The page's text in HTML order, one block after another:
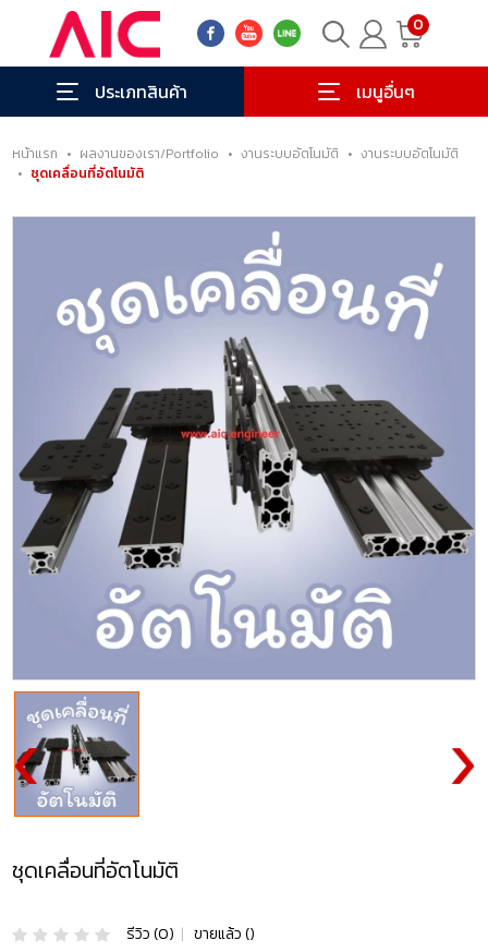
0
ประเภทสินค้า เมนูอื่นๆ
หน้าแรก • ผลงานของเรา/Portfolio • งานระบบอัตโนมัติ • งานระบบอัตโนมัติ
• ชุดเคลื่อนที่อัตโนมัติ
ชุดเคลื่อนที่อัตโนมัติ
รีวิว (0) | ขายแล้ว ()